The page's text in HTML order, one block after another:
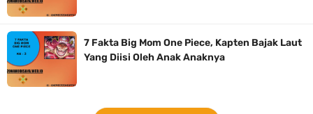
7 Fakta Big Mom One Piece, Kapten Bajak Laut
Yang Diisi Oleh Anak Anaknya